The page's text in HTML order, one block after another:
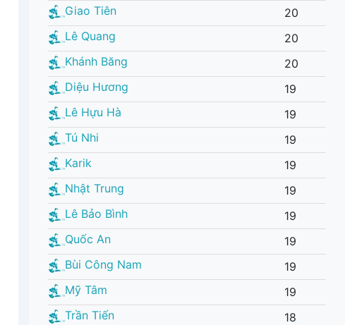
Giao Tiên
20
Lê Quang
20
Khánh Băng
20
Diệu Hương
19
Lê Hựu Hà
19
Tú Nhi
19
Karik
19
Nhật Trung
19
Lê Bảo Bình
19
Quốc An
19
Bùi Công Nam
19
Mỹ Tâm
19
Trần Tiến
18